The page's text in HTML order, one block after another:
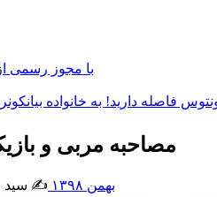
با مجوز رسمی از
مصاحبه مربی و
۲۵ بهمن ۱۳۹۸ ✍️ سید